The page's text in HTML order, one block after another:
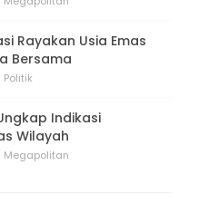
Rayakan Usia Emas
Bersama
Politik
Indikasi
Wilayah
Megapolitan